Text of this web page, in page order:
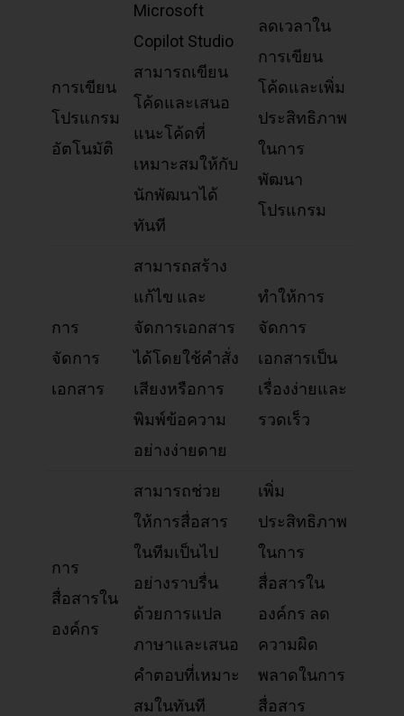
การเขียน
โปรแกรม
อัตโนมัติ
Microsoft
Copilot Studio
สามารถเขียน
โค้ดและเสนอ
แนะโค้ดที่
เหมาะสมให้กับ
นักพัฒนาได้
ทันที
ลดเวลาใน
การเขียน
โค้ดและเพิ่ม
ประสิทธิภาพ
ในการ
พัฒนา
โปรแกรม
การ
จัดการ
เอกสาร
สามารถสร้าง
แก้ไข และ
จัดการเอกสาร
ได้โดยใช้คำสั่ง
เสียงหรือการ
พิมพ์ข้อความ
อย่างง่ายดาย
ทำให้การ
จัดการ
เอกสารเป็น
เรื่องง่ายและ
รวดเร็ว
การ
สื่อสารใน
องค์กร
สามารถช่วย
ให้การสื่อสาร
ในทีมเป็นไป
อย่างราบรื่น
ด้วยการแปล
ภาษาและเสนอ
คำตอบที่เหมาะ
สมในทันที
เพิ่ม
ประสิทธิภาพ
ในการ
สื่อสารใน
องค์กร ลด
ความผิด
พลาดในการ
สื่อสาร